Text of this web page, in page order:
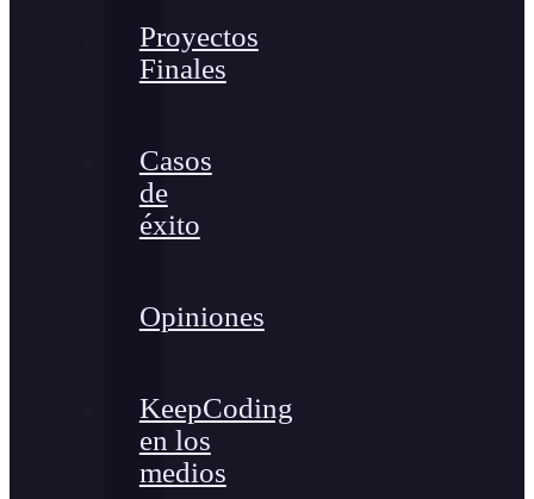
Proyectos
Finales
Casos
de
éxito
Opiniones
KeepCoding
en los
medios